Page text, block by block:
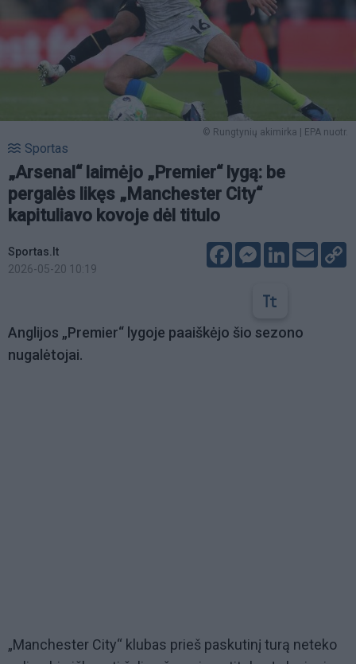
© Rungtynių akimirka | EPA nuotr.
Sportas
„Arsenal“ laimėjo „Premier“ lygą: be
pergalės likęs „Manchester City“
kapituliavo kovoje dėl titulo
Sportas.lt
2026-05-20 10:19
FacebookMessenger
LinkedIn
Email
Anglijos „Premier“ lygoje paaiškėjo šio sezono
nugalėtojai.
„Manchester City“ klubas prieš paskutinį turą neteko